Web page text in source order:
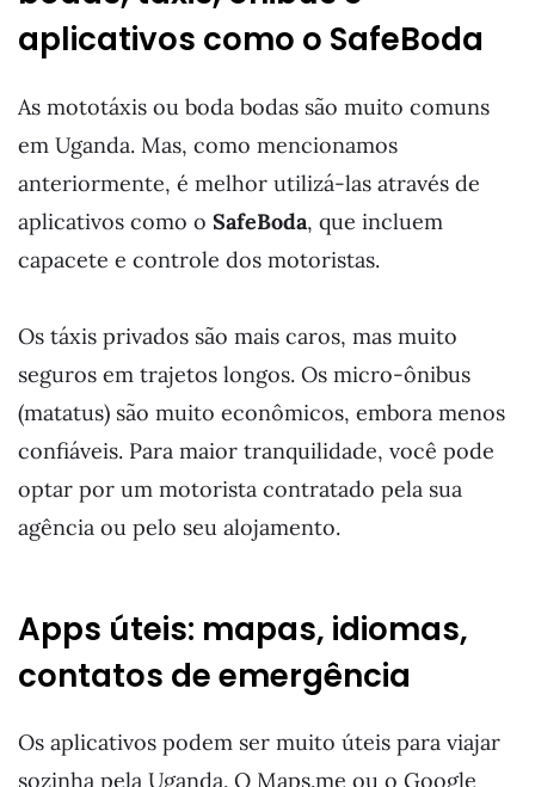
aplicativos como o SafeBoda
As mototáxis ou boda bodas são muito comuns
em Uganda. Mas, como mencionamos
anteriormente, é melhor utilizá-las através de
aplicativos como o SafeBoda, que incluem
capacete e controle dos motoristas.
Os táxis privados são mais caros, mas muito
seguros em trajetos longos. Os micro-ônibus
(matatus) são muito econômicos, embora menos
confiáveis. Para maior tranquilidade, você pode
optar por um motorista contratado pela sua
agência ou pelo seu alojamento.
Apps úteis: mapas, idiomas,
contatos de emergência
Os aplicativos podem ser muito úteis para viajar
sozinha pela Uganda. O Maps.me ou o Google